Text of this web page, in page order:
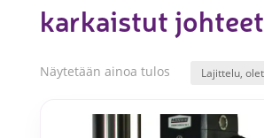
karkaistut johteet
Näytetään ainoa tulos